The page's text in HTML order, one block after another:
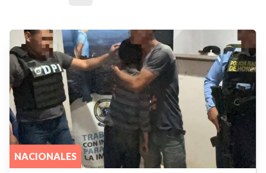
NACIONALES